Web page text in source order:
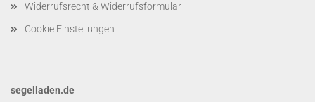
Widerrufsrecht & Widerrufsformular
Cookie Einstellungen
segelladen.de